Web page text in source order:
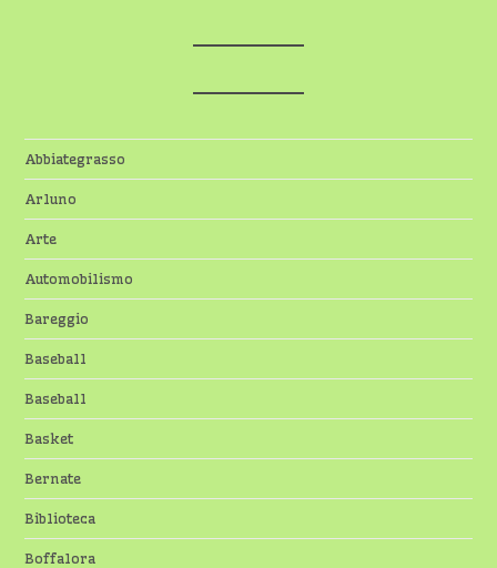
Abbiategrasso
Arluno
Arte
Automobilismo
Bareggio
Baseball
Baseball
Basket
Bernate
Biblioteca
Boffalora